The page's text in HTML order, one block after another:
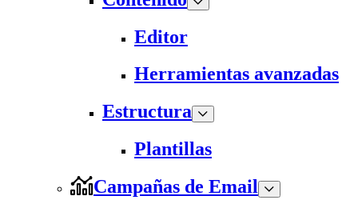
Editor
Herramientas avanzadas
Estructura
Plantillas
Campañas de Email